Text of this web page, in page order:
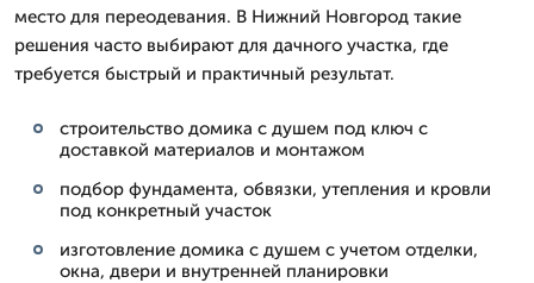
место для переодевания. В Нижний Новгород такие
решения часто выбирают для дачного участка, где
требуется быстрый и практичный результат.
строительство домика с душем под ключ с
доставкой материалов и монтажом
подбор фундамента, обвязки, утепления и кровли
под конкретный участок
изготовление домика с душем с учетом отделки,
окна, двери и внутренней планировки